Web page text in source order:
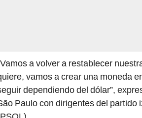
“Vamos a volver a restablecer
quiere, vamos a crear una moneda
seguir dependiendo del dólar”,
São Paulo con dirigentes del